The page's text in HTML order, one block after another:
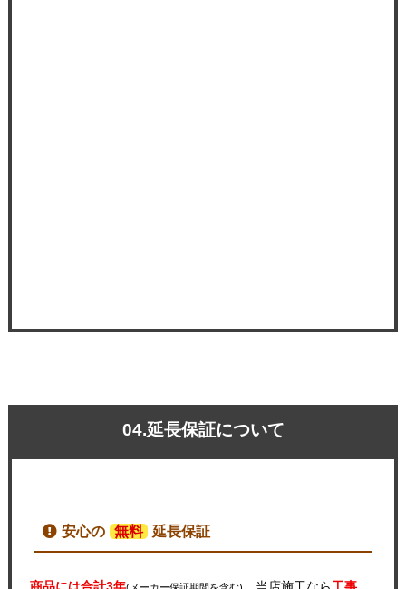
04.延長保証について
安心の 無料 延長保証